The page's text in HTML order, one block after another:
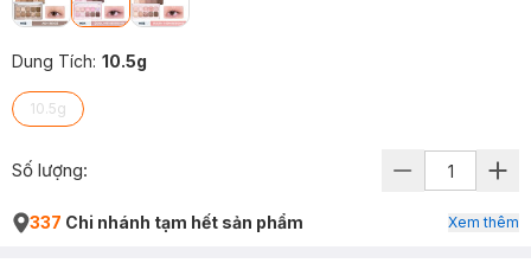
Dung Tích: 10.5g
10.5g
Số lượng:
337 Chi nhánh tạm hết sản phẩm Xem thêm